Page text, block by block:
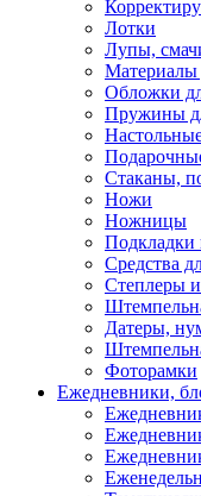
Лотки
Лупы,
Материалы
Обложки
Пружины
Стаканы,
Ножи
Ножницы
Подкладки
Средства
Степлеры и
Датеры,
Фоторамки
Ежедневники,